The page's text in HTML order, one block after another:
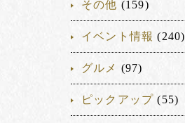
その他 (159)
イベント情報 (240)
グルメ (97)
ピックアップ (55)